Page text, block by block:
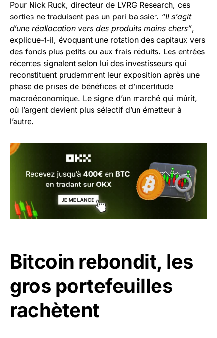
Pour Nick Ruck, directeur de LVRG Research, ces
sorties ne traduisent pas un pari baissier. “Il s’agit
d’une réallocation vers des produits moins chers”,
explique-t-il, évoquant une rotation des capitaux vers
des fonds plus petits ou aux frais réduits. Les entrées
récentes signalent selon lui des investisseurs qui
reconstituent prudemment leur exposition après une
phase de prises de bénéfices et d’incertitude
macroéconomique. Le signe d’un marché qui mûrit,
où l’argent devient plus sélectif d’un émetteur à
l’autre.
Bitcoin rebondit, les
gros portefeuilles
rachètent